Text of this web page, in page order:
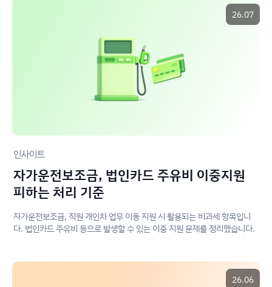
26.07
인사이트
자가운전보조금, 법인카드 주유비 이중지원
피하는 처리 기준
자가운전보조금, 직원 개인차 업무 이동 지원 시 활용되는 비과세 항목입니
다. 법인카드 주유비 등으로 발생할 수 있는 이중 지원 문제를 정리했습니다.
26.06